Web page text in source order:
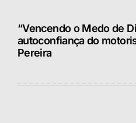
“Vencendo o Medo de
autoconfiança do
Pereira